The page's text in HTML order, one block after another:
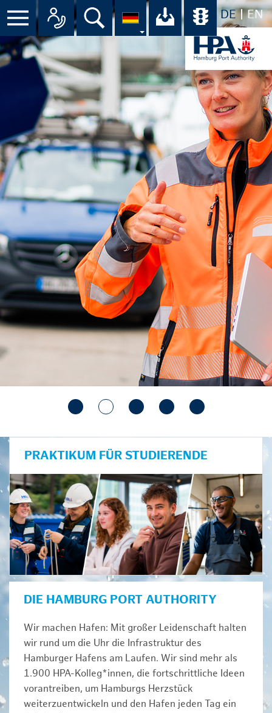
DE EN
Suche Ihr Download-
PRAKTIKUM FÜR STUDIERENDE
DIE HAMBURG PORT AUTHORITY
Wir machen Hafen: Mit großer Leidenschaft halten
wir rund um die Uhr die Infrastruktur des
Hamburger Hafens am Laufen. Wir sind mehr als
1.900 HPA-Kolleg*innen, die fortschrittliche Ideen
vorantreiben, um Hamburgs Herzstück
weiterzuentwickeln und den Hafen jeden Tag ein